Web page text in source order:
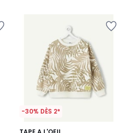
-30% DÈS 2*